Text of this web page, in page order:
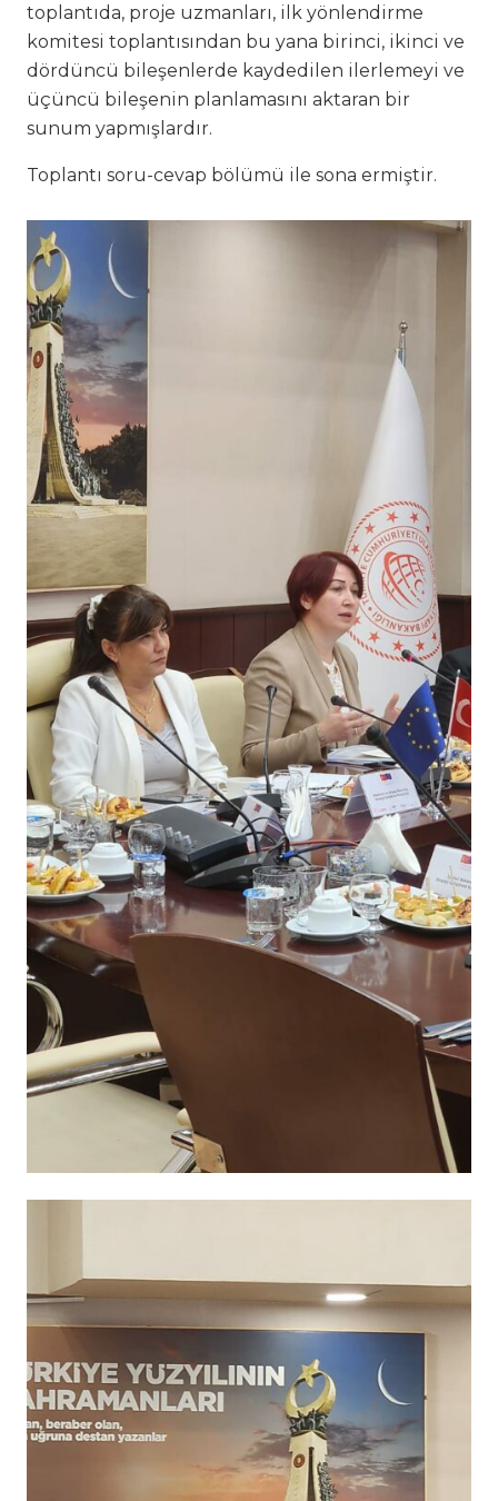
toplantıda, proje uzmanları, ilk yönlendirme
komitesi toplantısından bu yana birinci, ikinci ve
dördüncü bileşenlerde kaydedilen ilerlemeyi ve
üçüncü bileşenin planlamasını aktaran bir
sunum yapmışlardır.
Toplantı soru-cevap bölümü ile sona ermiştir.